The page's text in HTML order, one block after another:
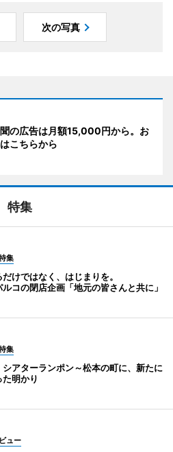
次の写真
の広告は月額15,000円から。お
こちらから
特集
集
けではなく、はじまりを。
コの閉店企画「地元の皆さんと共に」
集
シアターランポン～松本の町に、新たに
た明かり
ュー